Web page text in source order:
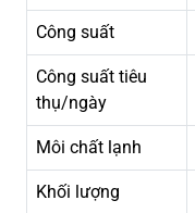
Công suất
Công suất tiêu
thụ/ngày
Môi chất lạnh
Khối lượng